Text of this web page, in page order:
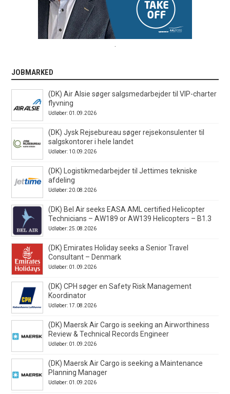
JOBMARKED
(DK) Air Alsie søger salgsmedarbejder til VIP-charter
flyvning
Udløber: 01.09.2026
(DK) Jysk Rejsebureau søger rejsekonsulenter til
salgskontorer i hele landet
Udløber: 10.09.2026
(DK) Logistikmedarbejder til Jettimes tekniske
afdeling
Udløber: 20.08.2026
(DK) Bel Air seeks EASA AML certified Helicopter
Technicians – AW189 or AW139 Helicopters – B1.3
Udløber: 25.08.2026
(DK) Emirates Holiday seeks a Senior Travel
Consultant – Denmark
Udløber: 01.09.2026
(DK) CPH søger en Safety Risk Management
Koordinator
Udløber: 17.08.2026
(DK) Maersk Air Cargo is seeking an Airworthiness
Review & Technical Records Engineer
Udløber: 01.09.2026
(DK) Maersk Air Cargo is seeking a Maintenance
Planning Manager
Udløber: 01.09.2026